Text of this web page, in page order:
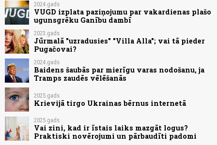
2024.gads
VUGD izplata paziņojumu par vakardienas plašo
ugunsgrēku Ganību dambī
2023.gads
Jūrmalā "uzradusies" "Villa Alla"; vai tā pieder
Pugačovai?
2024.gads
Baidens šaubās par mierīgu varas nodošanu, ja
Tramps zaudēs vēlēšanās
2025.gads
Krievijā tirgo Ukrainas bērnus internetā
2025.gads
Vai zini, kad ir īstais laiks mazgāt logus?
Praktiski novērojumi un pārbaudīti padomi